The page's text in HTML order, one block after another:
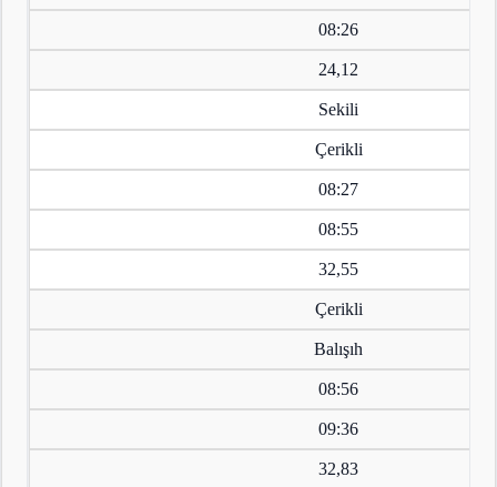
08:26
24,12
Sekili
Çerikli
08:27
08:55
32,55
Çerikli
Balışıh
08:56
09:36
32,83